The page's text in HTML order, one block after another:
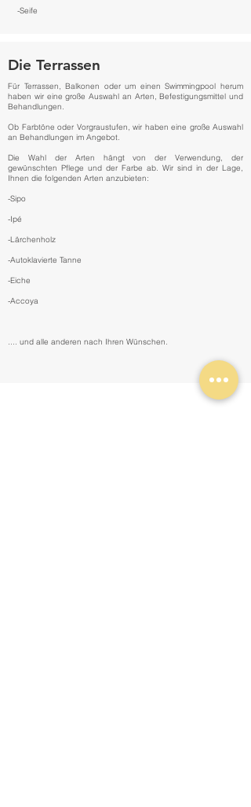
-Seife
Die Terrassen
Für Terrassen, Balkonen oder um einen Swimmingpool herum
haben wir eine große Auswahl an Arten, Befestigungsmittel und
Behandlungen.
Ob Farbtöne oder Vorgraustufen, wir haben eine große Auswahl
an Behandlungen im Angebot.
Die Wahl der Arten hängt von der Verwendung, der
gewünschten Pflege und der Farbe ab. Wir sind in der Lage,
Ihnen die folgenden Arten anzubieten:
-Sipo
-Ipé
-Lärchenholz
-Autoklavierte Tanne
-Eiche
-Accoya
.... und alle anderen nach Ihren Wünschen.